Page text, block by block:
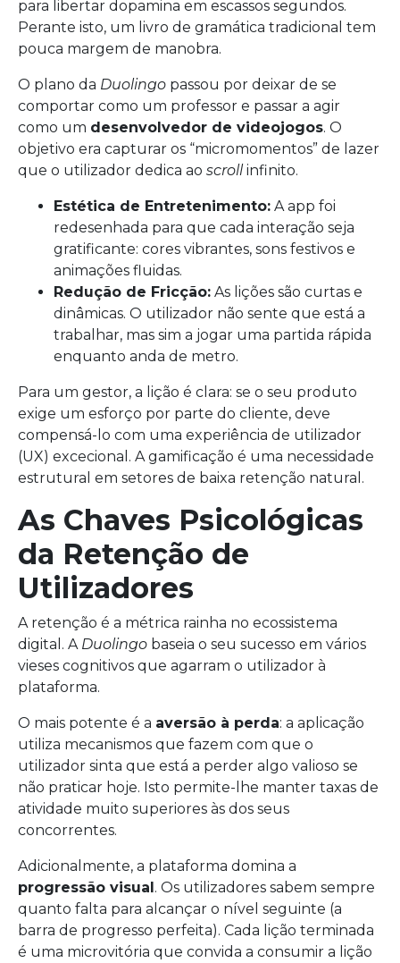
para libertar dopamina em escassos segundos.
Perante isto, um livro de gramática tradicional tem
pouca margem de manobra.
O plano da Duolingo passou por deixar de se
comportar como um professor e passar a agir
como um desenvolvedor de videojogos. O
objetivo era capturar os “micromomentos” de lazer
que o utilizador dedica ao scrollinfinito.
Estética de Entretenimento: A app foi
redesenhada para que cada interação seja
gratificante: cores vibrantes, sons festivos e
animações fluidas.
Redução de Fricção: As lições são curtas e
dinâmicas. O utilizador não sente que está a
trabalhar, mas sim a jogar uma partida rápida
enquanto anda de metro.
Para um gestor, a lição é clara: se o seu produto
exige um esforço por parte do cliente, deve
compensá-lo com uma experiência de utilizador
(UX) excecional. A gamificação é uma necessidade
estrutural em setores de baixa retenção natural.
As Chaves Psicológicas
da Retenção de
Utilizadores
A retenção é a métrica rainha no ecossistema
digital. A Duolingo baseia o seu sucesso em vários
vieses cognitivos que agarram o utilizador à
plataforma.
O mais potente é a aversão à perda: a aplicação
utiliza mecanismos que fazem com que o
utilizador sinta que está a perder algo valioso se
não praticar hoje. Isto permite-lhe manter taxas de
atividade muito superiores às dos seus
concorrentes.
Adicionalmente, a plataforma domina a
progressão visual. Os utilizadores sabem sempre
quanto falta para alcançar o nível seguinte (a
barra de progresso perfeita). Cada lição terminada
é uma microvitória que convida a consumir a lição